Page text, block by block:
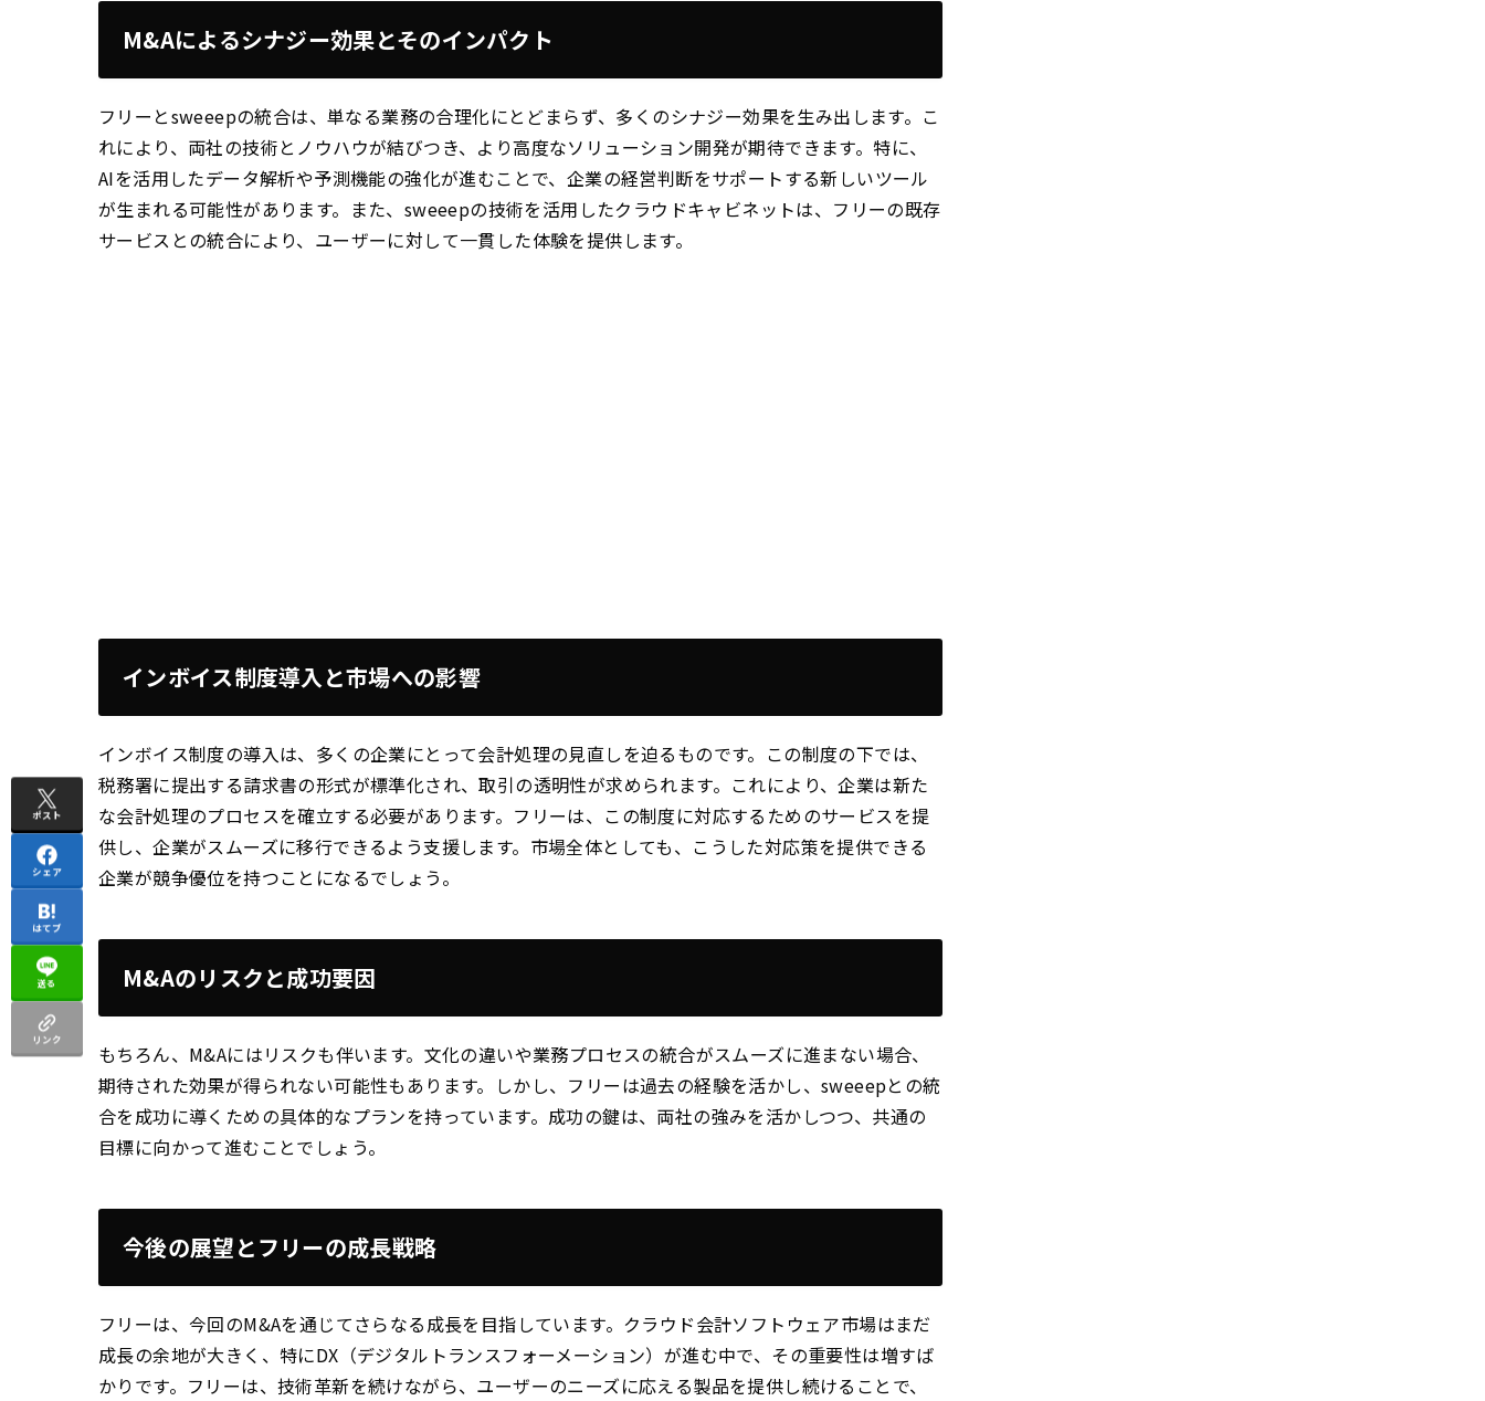
M&Aによるシナジー効果とそのインパクト
フリーとsweeepの統合は、単なる業務の合理化にとどまらず、多くのシナジー効果を生み出します。こ
れにより、両社の技術とノウハウが結びつき、より高度なソリューション開発が期待できます。特に、
AIを活用したデータ解析や予測機能の強化が進むことで、企業の経営判断をサポートする新しいツール
が生まれる可能性があります。また、sweeepの技術を活用したクラウドキャビネットは、フリーの既存
サービスとの統合により、ユーザーに対して一貫した体験を提供します。
インボイス制度導入と市場への影響
インボイス制度の導入は、多くの企業にとって会計処理の見直しを迫るものです。この制度の下では、
税務署に提出する請求書の形式が標準化され、取引の透明性が求められます。これにより、企業は新た
な会計処理のプロセスを確立する必要があります。フリーは、この制度に対応するためのサービスを提
供し、企業がスムーズに移行できるよう支援します。市場全体としても、こうした対応策を提供できる
企業が競争優位を持つことになるでしょう。
M&Aのリスクと成功要因
もちろん、M&Aにはリスクも伴います。文化の違いや業務プロセスの統合がスムーズに進まない場合、
期待された効果が得られない可能性もあります。しかし、フリーは過去の経験を活かし、sweeepとの統
合を成功に導くための具体的なプランを持っています。成功の鍵は、両社の強みを活かしつつ、共通の
目標に向かって進むことでしょう。
今後の展望とフリーの成長戦略
フリーは、今回のM&Aを通じてさらなる成長を目指しています。クラウド会計ソフトウェア市場はまだ
成長の余地が大きく、特にDX（デジタルトランスフォーメーション）が進む中で、その重要性は増すば
かりです。フリーは、技術革新を続けながら、ユーザーのニーズに応える製品を提供し続けることで、
ポスト
シェア
はてブ
送る
リンク